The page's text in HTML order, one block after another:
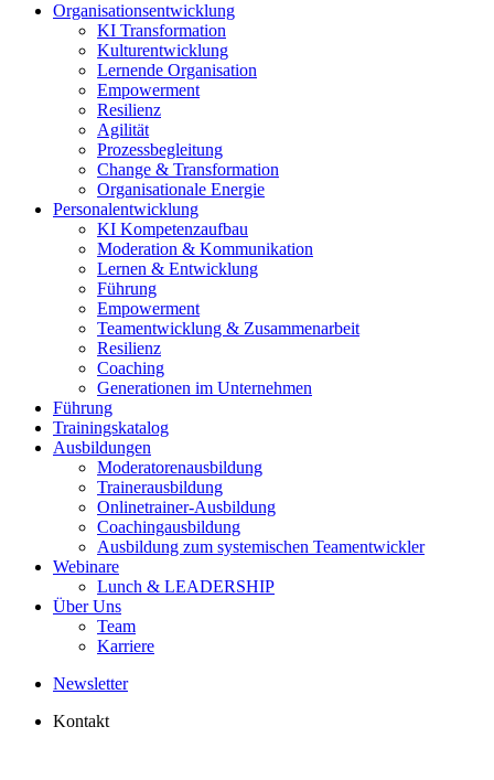
Organisationsentwicklung
KI Transformation
Kulturentwicklung
Lernende Organisation
Empowerment
Resilienz
Agilität
Prozessbegleitung
Change & Transformation
Organisationale Energie
Personalentwicklung
KI Kompetenzaufbau
Moderation & Kommunikation
Lernen & Entwicklung
Führung
Empowerment
Teamentwicklung & Zusammenarbeit
Resilienz
Coaching
Generationen im Unternehmen
Führung
Trainingskatalog
Ausbildungen
Moderatorenausbildung
Trainerausbildung
Onlinetrainer-Ausbildung
Coachingausbildung
Ausbildung zum systemischen Teamentwickler
Webinare
Lunch & LEADERSHIP
Über Uns
Team
Karriere
Newsletter
Kontakt